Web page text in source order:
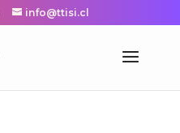
info@ttisi.cl